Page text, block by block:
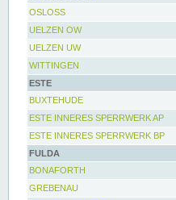
OSLOSS
UELZEN OW
UELZEN UW
WITTINGEN
ESTE
BUXTEHUDE
ESTE INNERES SPERRWERK AP
ESTE INNERES SPERRWERK BP
FULDA
BONAFORTH
GREBENAU